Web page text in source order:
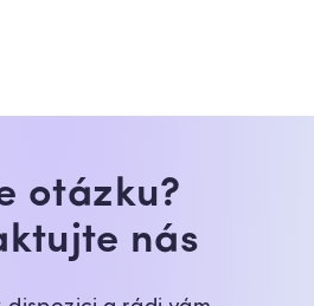
otázku?
nás